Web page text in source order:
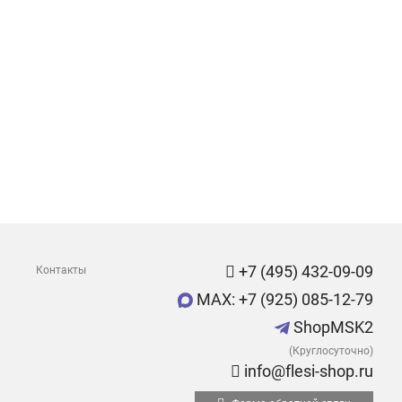
Контакты
+7 (495) 432-09-09
MAX: +7 (925) 085-12-79
ShopMSK2
(Круглосуточно)
info@flesi-shop.ru